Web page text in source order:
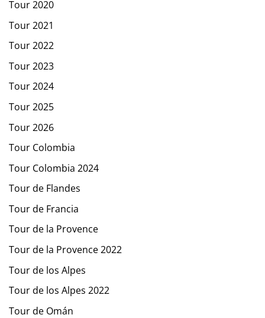
Tour 2020
Tour 2021
Tour 2022
Tour 2023
Tour 2024
Tour 2025
Tour 2026
Tour Colombia
Tour Colombia 2024
Tour de Flandes
Tour de Francia
Tour de la Provence
Tour de la Provence 2022
Tour de los Alpes
Tour de los Alpes 2022
Tour de Omán